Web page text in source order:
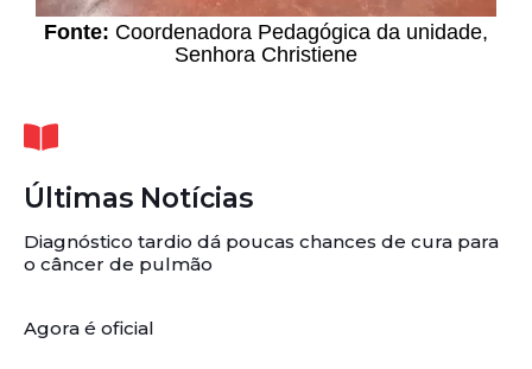
Fonte: Coordenadora Pedagógica da unidade,
Senhora Christiene
Últimas Notícias
Diagnóstico tardio dá poucas chances de cura para
o câncer de pulmão
Agora é oficial